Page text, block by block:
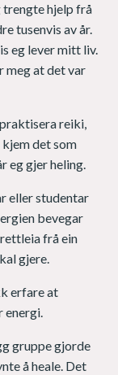
trengte hjelp frå
tusenvis av år.
eg lever mitt liv.
meg at det var
reiki,
det som
eg gjer heling.
eller studentar
bevegar
frå ein
gjere.
erfare at
energi.
gruppe gjorde
å heale. Det